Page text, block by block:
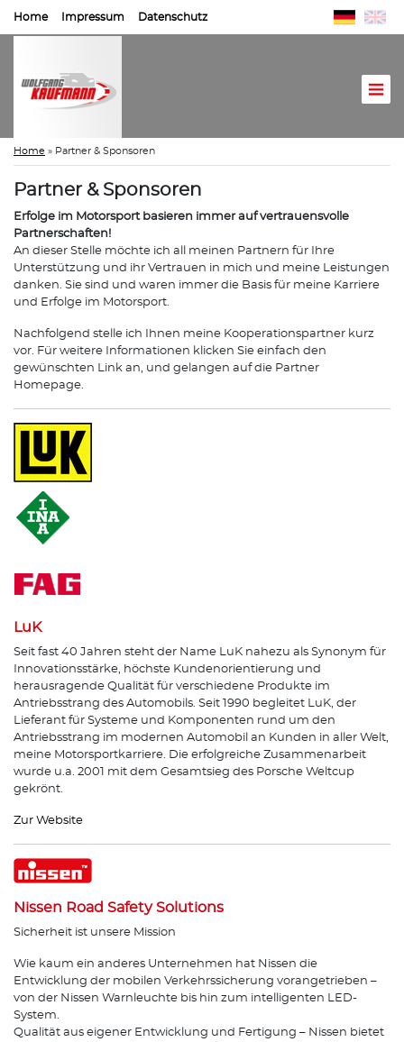
Home Impressum Datenschutz
Home » Partner & Sponsoren
Partner & Sponsoren
Erfolge im Motorsport basieren immer auf vertrauensvolle
Partnerschaften!
An dieser Stelle möchte ich all meinen Partnern für Ihre
Unterstützung und ihr Vertrauen in mich und meine Leistungen
danken. Sie sind und waren immer die Basis für meine Karriere
und Erfolge im Motorsport.
Nachfolgend stelle ich Ihnen meine Kooperationspartner kurz
vor. Für weitere Informationen klicken Sie einfach den
gewünschten Link an, und gelangen auf die Partner
Homepage.
LuK
Seit fast 40 Jahren steht der Name LuK nahezu als Synonym für
Innovationsstärke, höchste Kundenorientierung und
herausragende Qualität für verschiedene Produkte im
Antriebsstrang des Automobils. Seit 1990 begleitet LuK, der
Lieferant für Systeme und Komponenten rund um den
Antriebsstrang im modernen Automobil an Kunden in aller Welt,
meine Motorsportkarriere. Die erfolgreiche Zusammenarbeit
wurde u.a. 2001 mit dem Gesamtsieg des Porsche Weltcup
gekrönt.
Zur Website
Nissen Road Safety Solutions
Sicherheit ist unsere Mission
Wie kaum ein anderes Unternehmen hat Nissen die
Entwicklung der mobilen Verkehrssicherung vorangetrieben –
von der Nissen Warnleuchte bis hin zum intelligenten LED-
System.
Qualität aus eigener Entwicklung und Fertigung – Nissen bietet